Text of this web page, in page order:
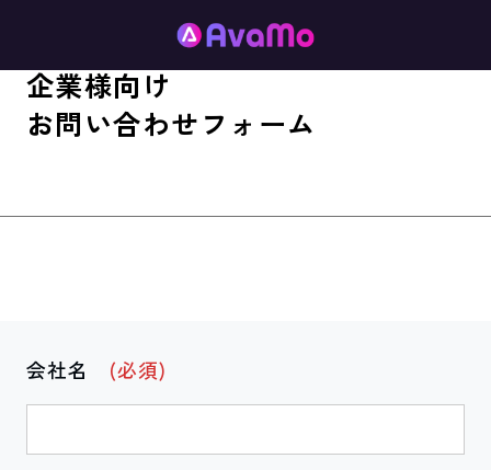
企業様向け
お問い合わせフォーム
会社名 (必須)